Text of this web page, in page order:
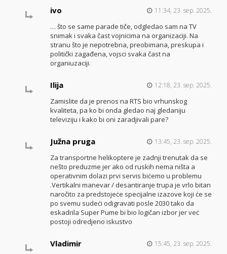
ivo 11:34, 23. sep. 2025.
… što se same parade tiče, odgledao sam na TV
snimak i svaka čast vojnicima na organizaciji. Na
stranu što je nepotrebna, preobimana, preskupa i
politički zagađena, vojsci svaka čast na
organiuzaciji.
Ilija 12:18, 23. sep. 2025.
Zamislite da je prenos na RTS bio vrhunskog
kvaliteta, pa ko bi onda gledao naj gledaniju
televiziju i kako bi oni zaradjivali pare?
Južna pruga 13:45, 23. sep. 2025.
Za transportne helikoptere je zadnji trenutak da se
nešto preduzme jer ako od ruskih nema ništa a
operativnim dolazi prvi servis biċemo u problemu
.Vertikalni manevar / desantiranje trupa je vrlo bitan
naročito za predstojeċe specijalne izazove koji ċe se
po svemu sudeċi odigravati posle 2030 tako da
eskadrila Super Pume bi bio logičan izbor jer veċ
postoji odredjeno iskustvo
Vladimir 15:45, 23. sep. 2025.